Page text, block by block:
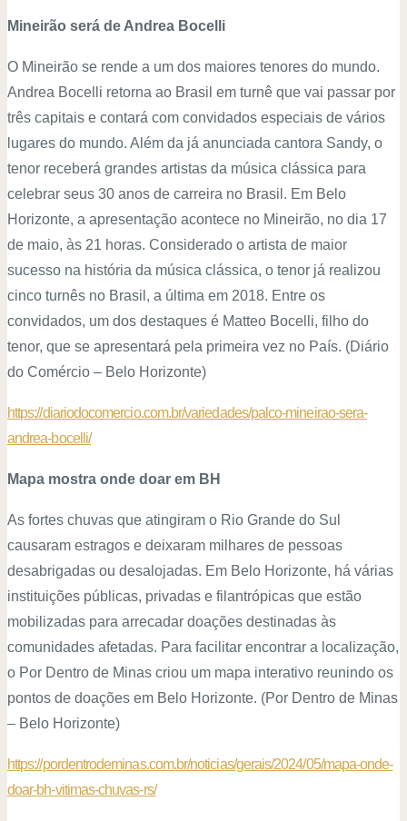
Mineirão será de Andrea Bocelli
O Mineirão se rende a um dos maiores tenores do mundo.
Andrea Bocelli retorna ao Brasil em turnê que vai passar por
três capitais e contará com convidados especiais de vários
lugares do mundo. Além da já anunciada cantora Sandy, o
tenor receberá grandes artistas da música clássica para
celebrar seus 30 anos de carreira no Brasil. Em Belo
Horizonte, a apresentação acontece no Mineirão, no dia 17
de maio, às 21 horas. Considerado o artista de maior
sucesso na história da música clássica, o tenor já realizou
cinco turnês no Brasil, a última em 2018. Entre os
convidados, um dos destaques é Matteo Bocelli, filho do
tenor, que se apresentará pela primeira vez no País. (Diário
do Comércio – Belo Horizonte)
https://diariodocomercio.com.br/variedades/palco-mineirao-sera-
andrea-bocelli/
Mapa mostra onde doar em BH
As fortes chuvas que atingiram o Rio Grande do Sul
causaram estragos e deixaram milhares de pessoas
desabrigadas ou desalojadas. Em Belo Horizonte, há várias
instituições públicas, privadas e filantrópicas que estão
mobilizadas para arrecadar doações destinadas às
comunidades afetadas. Para facilitar encontrar a localização,
o Por Dentro de Minas criou um mapa interativo reunindo os
pontos de doações em Belo Horizonte. (Por Dentro de Minas
– Belo Horizonte)
https://pordentrodeminas.com.br/noticias/gerais/2024/05/mapa-onde-
doar-bh-vitimas-chuvas-rs/